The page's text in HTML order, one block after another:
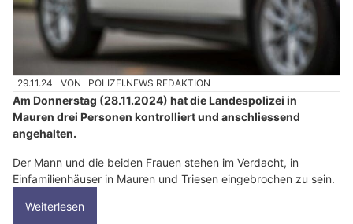
29.11.24 VON POLIZEI.NEWS REDAKTION
Am Donnerstag (28.11.2024) hat die Landespolizei in
Mauren drei Personen kontrolliert und anschliessend
angehalten.
Der Mann und die beiden Frauen stehen im Verdacht, in
Einfamilienhäuser in Mauren und Triesen eingebrochen zu sein.
Weiterlesen